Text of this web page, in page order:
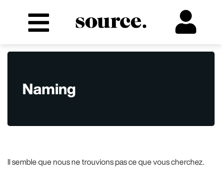
Naming
Il semble que nous ne trouvions pas ce que vous cherchez.